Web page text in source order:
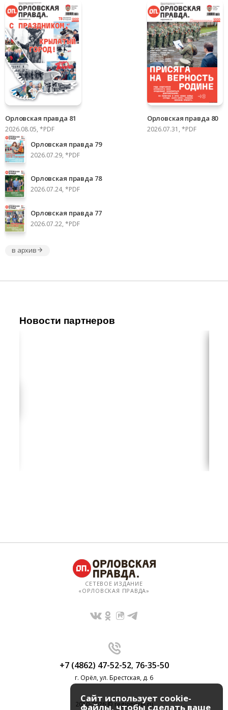
Орловская правда 81
2026.08.05, *PDF
Орловская правда 80
2026.07.31, *PDF
Орловская правда 79
2026.07.29, *PDF
Орловская правда 78
2026.07.24, *PDF
Орловская правда 77
2026.07.22, *PDF
в архив
Новости партнеров
СЕТЕВОЕ ИЗДАНИЕ
«ОРЛОВСКАЯ ПРАВДА»
+7 (4862) 47-52-52, 76-35-50
г. Орёл, ул. Брестская, д. 6
2010-2026 © regionorel.ru
Сайт использует cookie-
файлы, чтобы сделать ваше